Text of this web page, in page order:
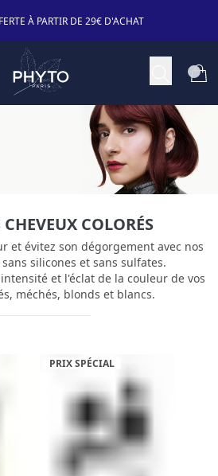
À PARTIR DE 29€ D'ACHAT
COLORÉS
et évitez son dégorgement avec nos
silicones et sans sulfates.
et l'éclat de la couleur de vos
méchés, blonds et blancs.
PRIX SPÉCIAL